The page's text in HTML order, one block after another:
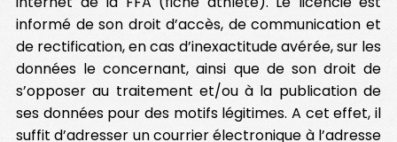
informé de son droit d’accès, de communication et
de rectification, en cas d’inexactitude avérée, sur les
données le concernant, ainsi que de son droit de
s’opposer au traitement et/ou à la publication de
ses données pour des motifs légitimes. A cet effet, il
suffit d’adresser un courrier électronique à l’adresse